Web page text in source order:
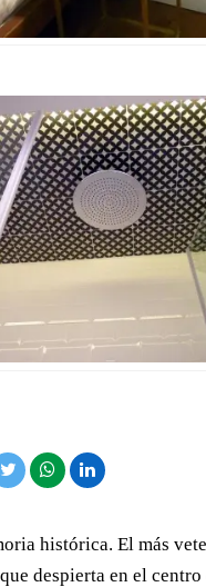
histórica. El más
despierta en el centro